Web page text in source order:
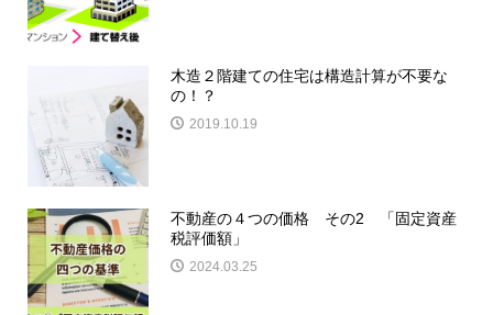
木造２階建ての住宅は構造計算が不要な
の！？
2019.10.19
不動産の４つの価格 その2 「固定資産
税評価額」
2024.03.25